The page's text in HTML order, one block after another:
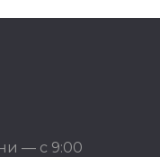
— с 9:00